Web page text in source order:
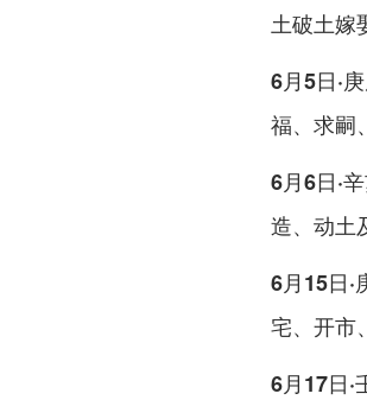
土破土嫁
6月5日·
福、求嗣
6月6日·
造、动土
6月15日·
宅、开市
6月17日·